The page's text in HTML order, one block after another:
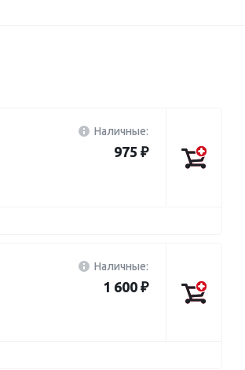
Наличные:
975 ₽
Наличные:
1 600 ₽